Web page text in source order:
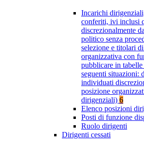
Incarichi
conferiti, ivi inclusi
discrezionalmente
politico senza
selezione e titolari
organizzativa con
pubblicare in
seguenti situazioni:
individuati
posizione
dirigenziali) 6
Elenco posizioni
Posti di funzione
Ruolo dirigenti
Dirigenti cessati